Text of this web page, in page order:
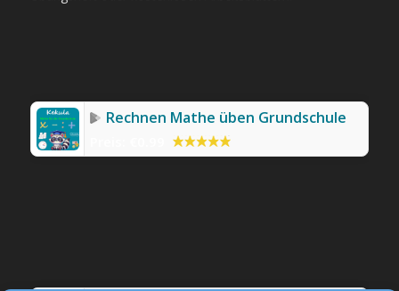
Rechnen Mathe üben Grundschule